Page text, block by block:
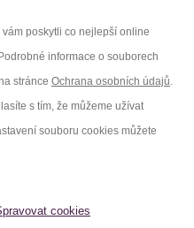
poskytli co nejlepší online
informace o souborech
stránce Ochrana osobních údajů.
s tím, že můžeme užívat
souboru cookies můžete
cookies
Youtube